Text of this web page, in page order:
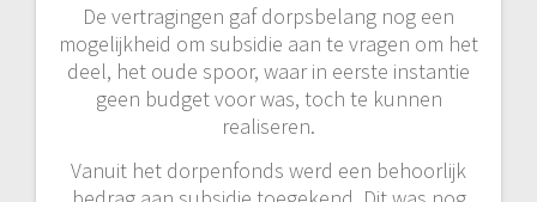
De vertragingen gaf dorpsbelang nog een
mogelijkheid om subsidie aan te vragen om het
deel, het oude spoor, waar in eerste instantie
geen budget voor was, toch te kunnen
realiseren.
Vanuit het dorpenfonds werd een behoorlijk